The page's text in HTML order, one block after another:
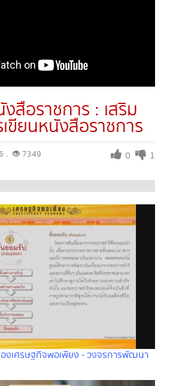
สือราชการ : เสริม
ขียนหนังสือราชการ
. 7349 0 1
งเศรษฐกิจพอเพียง - วงจรการพัฒนา